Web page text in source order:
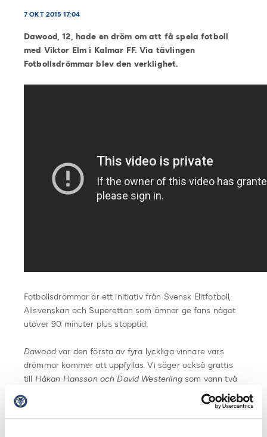
7 OKT 2015 17:04
Dawood, 12, hade en dröm om att få spela fotboll
med Viktor Elm i Kalmar FF. Via tävlingen
Fotbollsdrömmar blev den verklighet.
Fotbollsdrömmar är ett initiativ från Svensk Elitfotboll,
Allsvenskan och Superettan som ämnar ge fans något
utöver 90 minuter plus stopptid.
Dawoodvar den första av fyra lyckliga vinnare vars
drömmar kommer att uppfyllas. Vi säger också grattis
till Håkan Hansson och David Westerlingsom vann två
Tävlar gör du här:http://www.fotbollsdrommar.se